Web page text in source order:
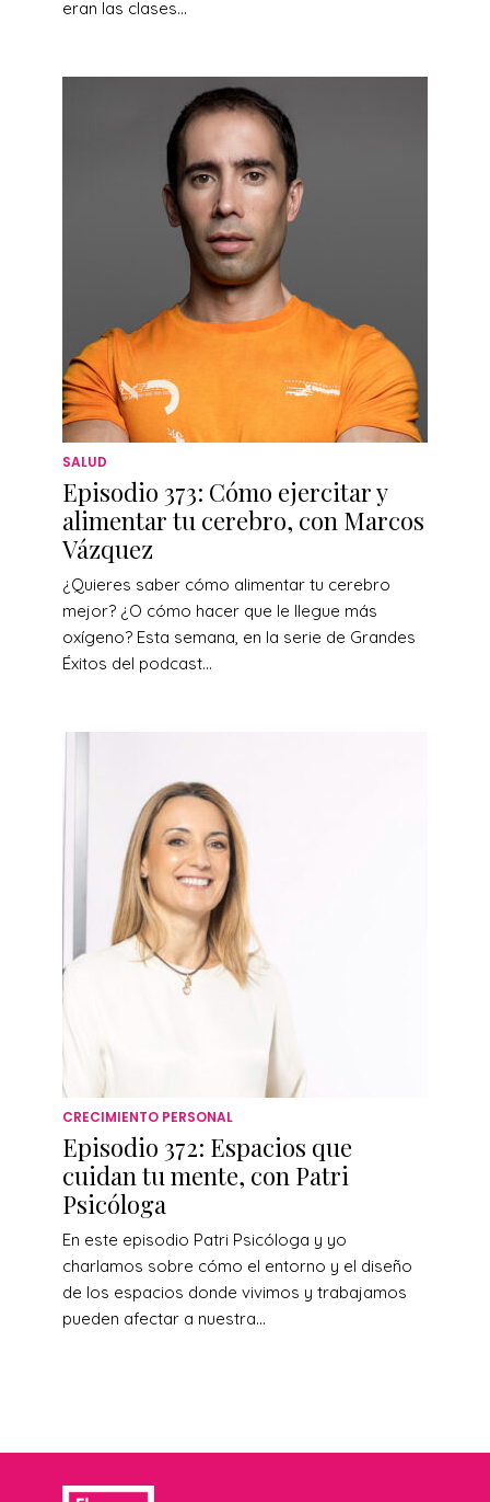
eran las clases...
SALUD
Episodio 373: Cómo ejercitar y
alimentar tu cerebro, con Marcos
Vázquez
¿Quieres saber cómo alimentar tu cerebro
mejor? ¿O cómo hacer que le llegue más
oxígeno? Esta semana, en la serie de Grandes
Éxitos del podcast...
CRECIMIENTO PERSONAL
Episodio 372: Espacios que
cuidan tu mente, con Patri
Psicóloga
En este episodio Patri Psicóloga y yo
charlamos sobre cómo el entorno y el diseño
de los espacios donde vivimos y trabajamos
pueden afectar a nuestra...